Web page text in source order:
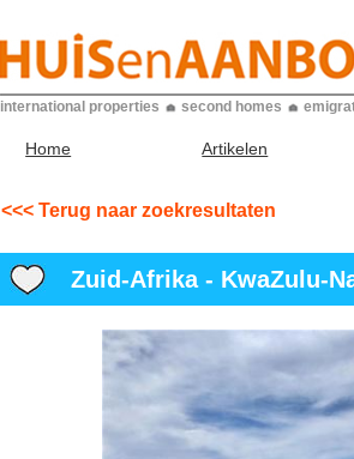
international properties second homes
Home Artikelen
<<< Terug naar zoekresultaten
Zuid-Afrika - KwaZulu-